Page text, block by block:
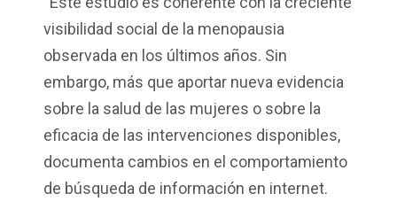
visibilidad social de la menopausia
observada en los últimos años. Sin
embargo, más que aportar nueva evidencia
sobre la salud de las mujeres o sobre la
eficacia de las intervenciones disponibles,
documenta cambios en el comportamiento
de búsqueda de información en internet.